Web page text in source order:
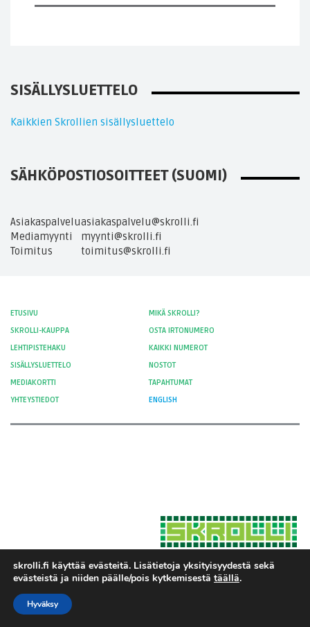
SISÄLLYSLUETTELO
Kaikkien Skrollien sisällysluettelo
SÄHKÖPOSTIOSOITTEET (SUOMI)
Asiakaspalveluasiakaspalvelu@skrolli.fi
Mediamyynti
myynti@skrolli.fi
Toimitus
toimitus@skrolli.fi
ETUSIVU
MIKÄ SKROLLI?
SKROLLI-KAUPPA
OSTA IRTONUMERO
LEHTIPISTEHAKU
KAIKKI NUMEROT
SISÄLLYSLUETTELO
NOSTOT
MEDIAKORTTI
TAPAHTUMAT
YHTEYSTIEDOT
ENGLISH
Hosted by Moment Digital
skrolli.fi käyttää evästeitä. Lisätietoja yksityisyydestä sekä
evästeistä ja niiden päälle/pois kytkemisestä täällä.
Hyväksy